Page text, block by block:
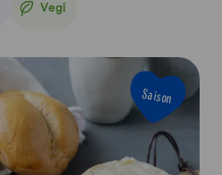
Vegi
Vegetarisch
Saison